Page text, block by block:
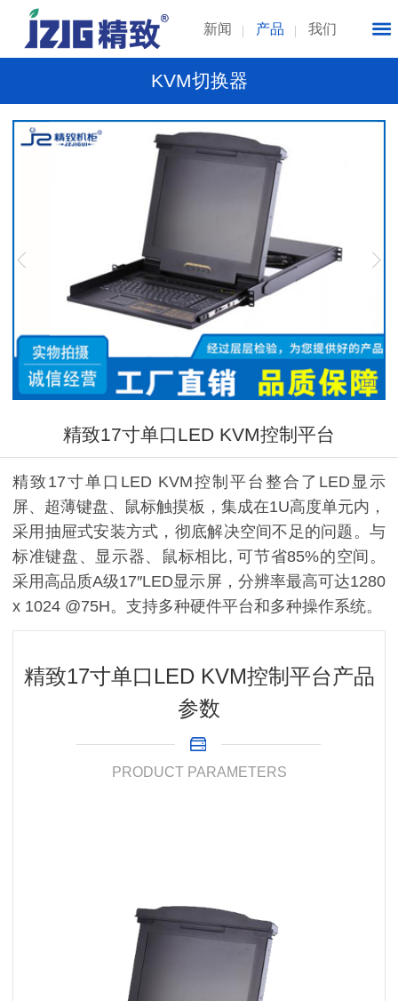
新闻 产品 我们
KVM切换器
1/1
精致17寸单口LED KVM控制平台
精致17寸单口LED KVM控制平台整合了LED显示
屏、超薄键盘、鼠标触摸板，集成在1U高度单元内，
采用抽屉式安装方式，彻底解决空间不足的问题。与
标准键盘、显示器、鼠标相比, 可节省85%的空间。
采用高品质A级17″LED显示屏，分辨率最高可达1280
x 1024 @75H。支持多种硬件平台和多种操作系统。
精致17寸单口LED KVM控制平台产品
参数
PRODUCT PARAMETERS